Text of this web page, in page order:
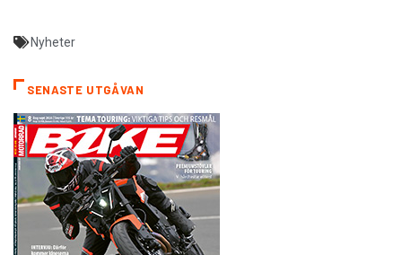
Nyheter
SENASTE UTGÅVAN